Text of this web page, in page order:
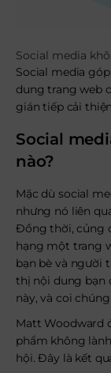
Social media
Social media
dung trang web
gián tiếp cải
Social
nào?
Mặc dù social
nhưng nó liên
Đồng thời, củng
hạng một trang
bạn bè và người
thị nội dung bạn
này, và coi
Matt Woodward
phẩm không
hội. Đây là kết